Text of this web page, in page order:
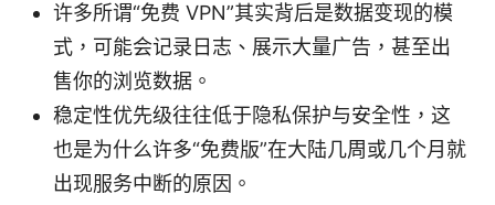
许多所谓“免费 VPN”其实背后是数据变现的模
式，可能会记录日志、展示大量广告，甚至出
售你的浏览数据。
稳定性优先级往往低于隐私保护与安全性，这
也是为什么许多“免费版”在大陆几周或几个月就
出现服务中断的原因。